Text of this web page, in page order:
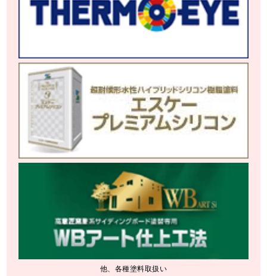
他、各種塗料取扱い